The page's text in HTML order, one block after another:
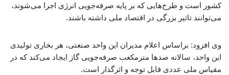
کشور است و طرح‌هایی که بر پایه صرفه‌جویی انرژی اجرا می‌شوند،
می‌توانند تاثیر بزرگی در اقتصاد ملی داشته باشند.
وی افزود: براساس اعلام مدیران این واحد صنعتی، هر بخاری تولیدی
این واحد، سالانه صدها مترمکعب صرفه‌جویی گاز ایجاد می‌کند که در
مقیاس ملی عددی قابل توجه و اثرگذار است.